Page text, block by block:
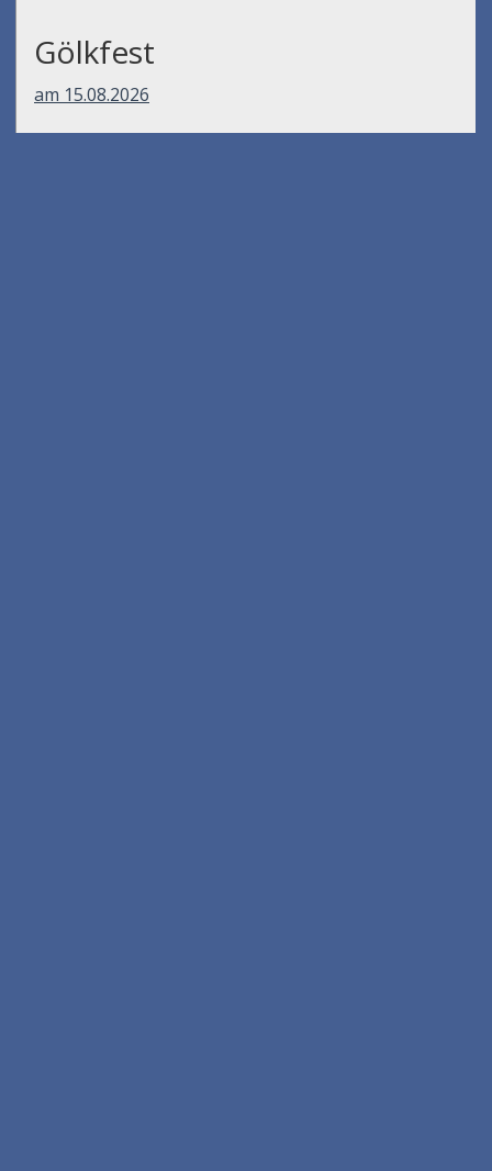
Gölkfest
am 15.08.2026